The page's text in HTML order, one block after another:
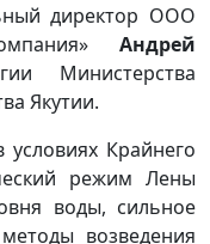
директор ООО
Андрей
Министерства
Якутии.
Крайнего
режим Лены
воды, сильное
возведения